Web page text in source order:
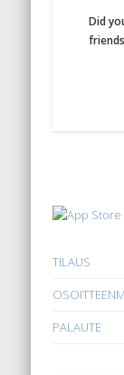
Did
TILAUS
PALAUTE